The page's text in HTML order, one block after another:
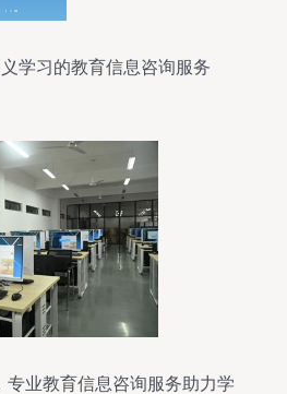
学习的教育信息咨询服务
专业教育信息咨询服务助力学